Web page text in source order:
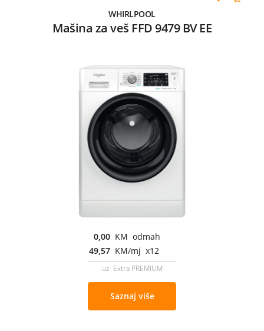
WHIRLPOOL
Mašina za veš FFD 9479 BV EE
0,00 KM odmah
49,57 KM/mj x12
uz Extra PREMIUM
Saznaj više